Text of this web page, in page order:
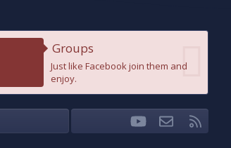
Groups
Just like Facebook join them and
enjoy.
FacebookTwitteryoutubeLiên hệ